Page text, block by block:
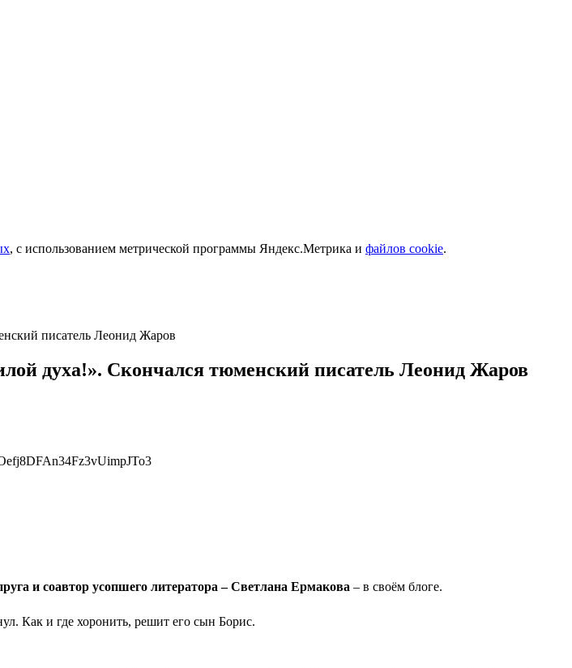
, с использованием метрической программы Яндекс.Метрика и файлов cookie.
писатель Леонид Жаров
духа!». Скончался тюменский писатель Леонид Жаров
и соавтор усопшего литератора – Светлана Ермакова – в своём блоге.
Как и где хоронить, решит его сын Борис.